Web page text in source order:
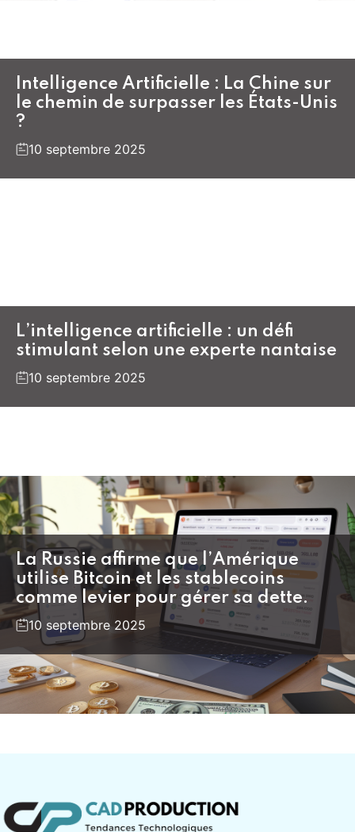
Intelligence Artificielle : La Chine sur
le chemin de surpasser les États-Unis
?
10 septembre 2025
L’intelligence artificielle : un défi
stimulant selon une experte nantaise
10 septembre 2025
La Russie affirme que l’Amérique
utilise Bitcoin et les stablecoins
comme levier pour gérer sa dette.
10 septembre 2025